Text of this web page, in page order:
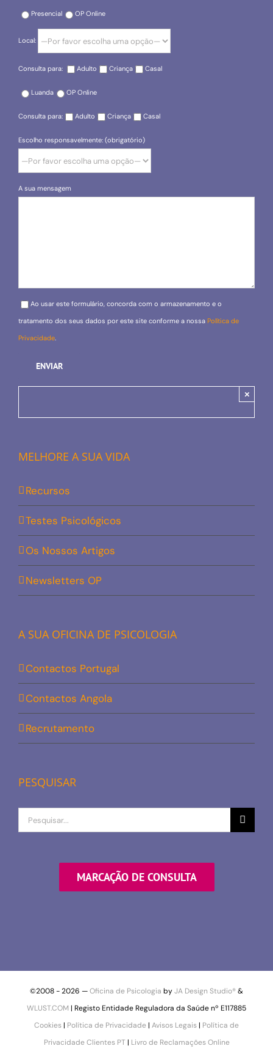
Presencial OP Online
Local:
Consulta para: Adulto Criança Casal
Luanda OP Online
Consulta para: Adulto Criança Casal
Escolho responsavelmente: (obrigatório)
A sua mensagem
Please leave this field empty.
Ao usar este formulário, concorda com o armazenamento e o
tratamento dos seus dados por este site conforme a nossa Política de
Privacidade.
×
MELHORE A SUA VIDA
Recursos
Testes Psicológicos
Os Nossos Artigos
Newsletters OP
A SUA OFICINA DE PSICOLOGIA
Contactos Portugal
Contactos Angola
Recrutamento
PESQUISAR
Procurar
por
MARCAÇÃO DE CONSULTA
©2008 -2026 —Oficina de Psicologia byJA Design Studio®&
WLUST.COM | Registo Entidade Reguladora da Saúde nº E117885
Cookies| Política de Privacidade| Avisos Legais| Política de
Privacidade Clientes PT | Livro de Reclamações Online